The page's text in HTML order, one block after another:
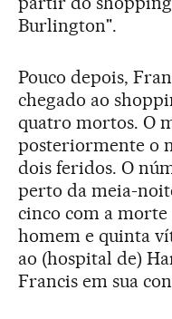
Burlington".
Pouco depois,
chegado ao
quatro mortos. O
posteriormente o
dois feridos. O
perto da meia-
cinco com a
homem e quinta
ao (hospital de)
Francis em sua